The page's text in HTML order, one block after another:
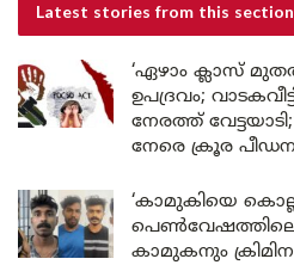
Latest stories from this section
‘ഏഴാം ക്ലാസ്
ഉപദ്രവം;
നേരത്ത്
നേരെ ക്രൂര
‘കാമുകിയെ
കാമുകനും